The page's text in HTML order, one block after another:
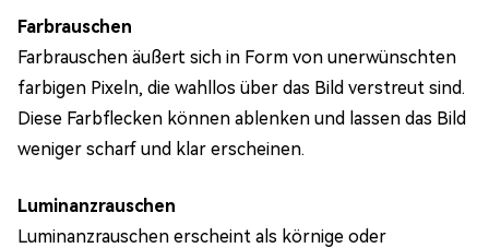
Farbrauschen
Farbrauschen äußert sich in Form von unerwünschten
farbigen Pixeln, die wahllos über das Bild verstreut sind.
Diese Farbflecken können ablenken und lassen das Bild
weniger scharf und klar erscheinen.
Luminanzrauschen
Luminanzrauschen erscheint als körnige oder